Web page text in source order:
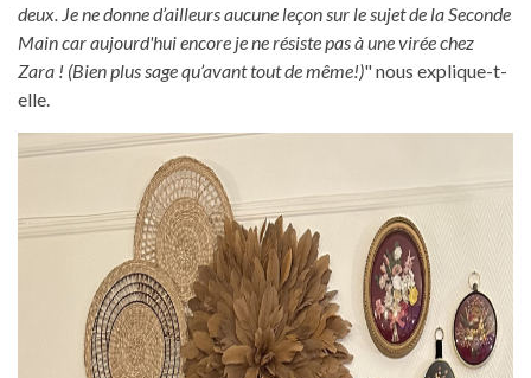
deux. Je ne donne d’ailleurs aucune leçon sur le sujet de la Seconde
Main car aujourd'hui encore je ne résiste pas à une virée chez
Zara ! (Bien plus sage qu’avant tout de même!)" nous explique-t-
elle.